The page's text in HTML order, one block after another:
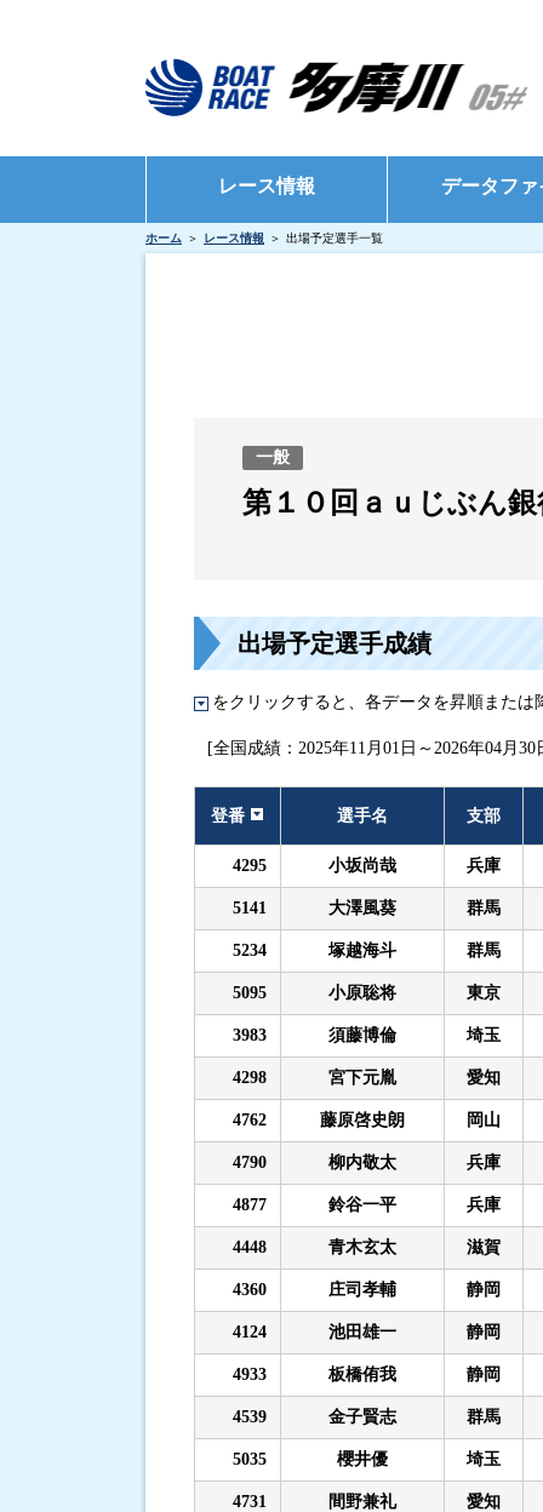
レース情報
シリーズインデックス
出走表・前日予想PDF
モーター抽選結果・前検タイムランキング
データファ
ホーム レース情報 出場予定選手一覧
一般
第１０回ａｕじぶん銀
出場予定選手成績
をクリックすると、各データを昇順または
[全国成績：2025年11月01日～2026年04月
登番 選手名 支部
4295 小坂尚哉 兵庫
5141 大澤風葵 群馬
5234 塚越海斗 群馬
5095 小原聡将 東京
3983 須藤博倫 埼玉
4298 宮下元胤 愛知
4762 藤原啓史朗 岡山
4790 柳内敬太 兵庫
4877 鈴谷一平 兵庫
4448 青木玄太 滋賀
4360 庄司孝輔 静岡
4124 池田雄一 静岡
4933 板橋侑我 静岡
4539 金子賢志 群馬
5035 櫻井優 埼玉
4731 間野兼礼 愛知